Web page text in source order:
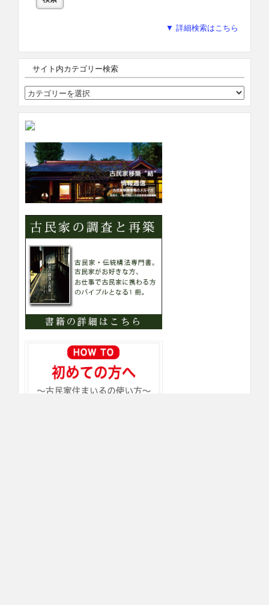
▼ 詳細検索はこちら
サイト内カテゴリー検索
サ
イ
ト
内
カ
テ
ゴ
リ
ー
検